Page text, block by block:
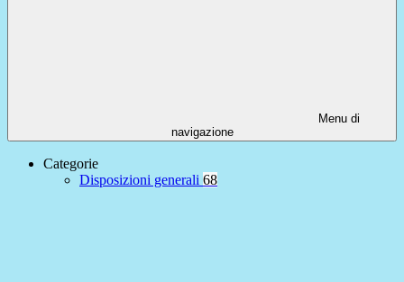
Menu di
navigazione
Categorie
Disposizioni generali 68